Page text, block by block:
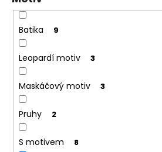
Batika 9
Leopardí motiv 3
Maskáčový motiv 3
Pruhy 2
S motivem 8